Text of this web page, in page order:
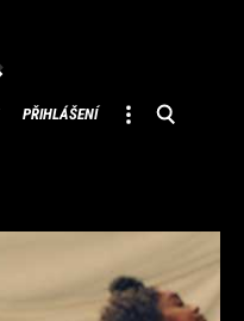
PŘIHLÁŠENÍ